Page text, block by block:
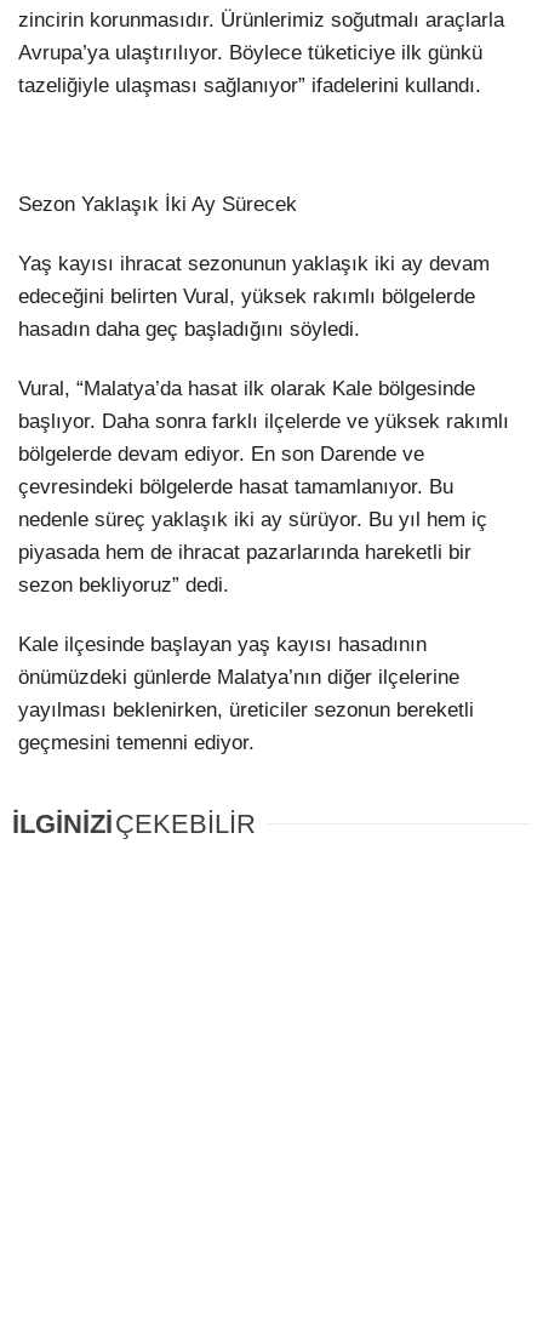
zincirin korunmasıdır. Ürünlerimiz soğutmalı araçlarla
Avrupa’ya ulaştırılıyor. Böylece tüketiciye ilk günkü
tazeliğiyle ulaşması sağlanıyor” ifadelerini kullandı.
Sezon Yaklaşık İki Ay Sürecek
Yaş kayısı ihracat sezonunun yaklaşık iki ay devam
edeceğini belirten Vural, yüksek rakımlı bölgelerde
hasadın daha geç başladığını söyledi.
Vural, “Malatya’da hasat ilk olarak Kale bölgesinde
başlıyor. Daha sonra farklı ilçelerde ve yüksek rakımlı
bölgelerde devam ediyor. En son Darende ve
çevresindeki bölgelerde hasat tamamlanıyor. Bu
nedenle süreç yaklaşık iki ay sürüyor. Bu yıl hem iç
piyasada hem de ihracat pazarlarında hareketli bir
sezon bekliyoruz” dedi.
Kale ilçesinde başlayan yaş kayısı hasadının
önümüzdeki günlerde Malatya’nın diğer ilçelerine
yayılması beklenirken, üreticiler sezonun bereketli
geçmesini temenni ediyor.
İLGİNİZİÇEKEBİLİR